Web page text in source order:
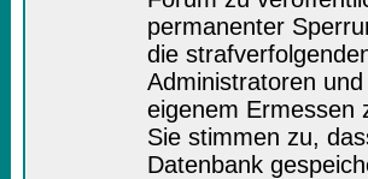
permanenter
die
Administratoren
eigenem Ermessen
Sie stimmen zu,
Datenbank